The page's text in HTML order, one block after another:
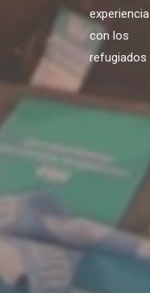
experiencia
con los
refugiados